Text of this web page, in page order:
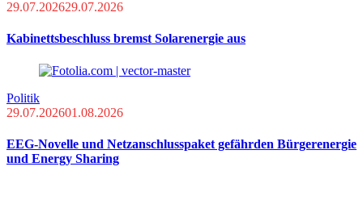
29.07.202629.07.2026
Kabinettsbeschluss bremst Solarenergie aus
Politik
29.07.202601.08.2026
EEG-Novelle und Netzanschlusspaket gefährden Bürgerenergie
und Energy Sharing